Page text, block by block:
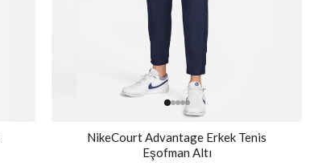
NikeCourt Advantage Erkek Tenis
Eşofman Altı